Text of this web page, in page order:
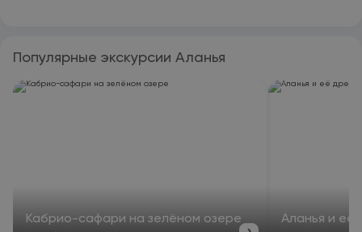
Популярные экскурсии Аланья
Кабрио-сафари на зелёном озере Аланья и её